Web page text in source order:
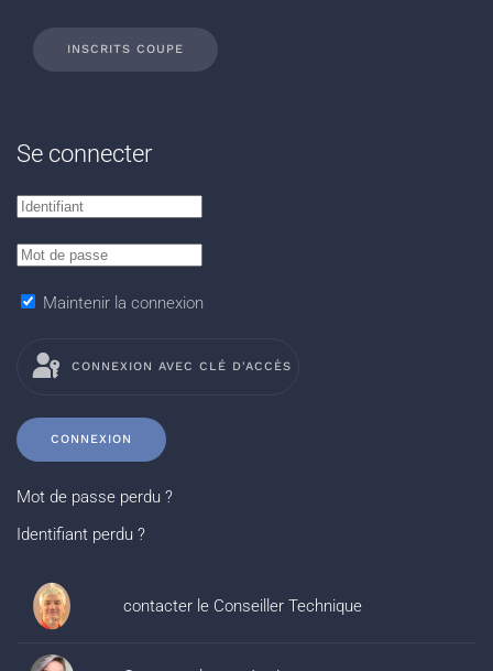
INSCRITS COUPE
Se connecter
Maintenir la connexion
CONNEXION AVEC CLÉ D'ACCÈS
CONNEXION
Mot de passe perdu ?
Identifiant perdu ?
contacter le Conseiller Technique